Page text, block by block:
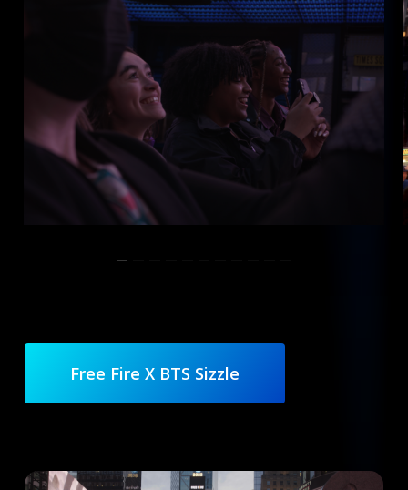
Free Fire X BTS Sizzle